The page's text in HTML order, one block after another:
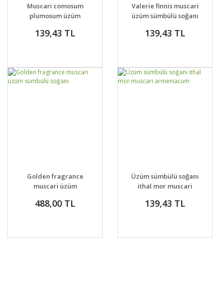
VER
Muscari comosum
plumosum üzüm
139,43 TL
VER
Valerie finnis muscari
üzüm sümbülü soğanı
139,43 TL
DETAYLAR
VER
Golden fragrance
muscari üzüm
488,00 TL
DETAYLAR
VER
Üzüm sümbülü soğanı
ithal mor muscari
139,43 TL